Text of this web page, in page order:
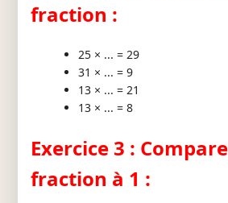
fraction :
25 × ... = 29
31 × ... = 9
13 × ... = 21
13 × ... = 8
Exercice 3 :
fraction à 1 :